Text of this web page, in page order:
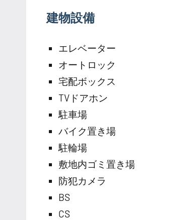
建物設備
エレベーター
オートロック
宅配ボックス
TVドアホン
駐車場
バイク置き場
駐輪場
敷地内ゴミ置き場
防犯カメラ
BS
CS